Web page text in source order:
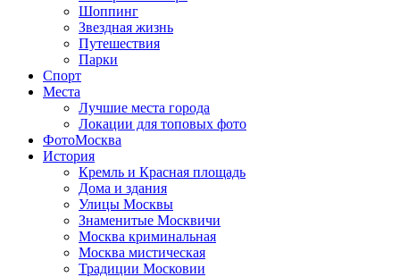
Шоппинг
Звездная жизнь
Путешествия
Парки
Спорт
Места
Лучшие места города
Локации для топовых фото
ФотоМосква
История
Кремль и Красная площадь
Дома и здания
Улицы Москвы
Знаменитые Москвичи
Москва криминальная
Москва мистическая
Традиции Московии